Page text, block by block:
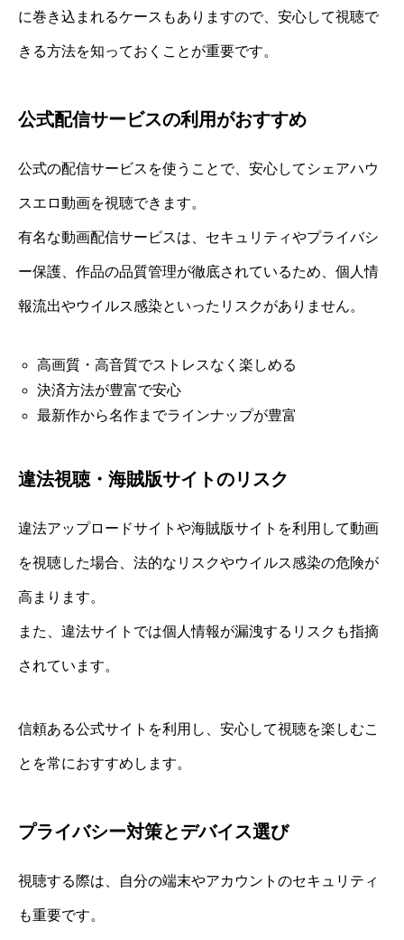
に巻き込まれるケースもありますので、安心して視聴で
きる方法を知っておくことが重要です。
公式配信サービスの利用がおすすめ
公式の配信サービスを使うことで、安心してシェアハウ
スエロ動画を視聴できます。
有名な動画配信サービスは、セキュリティやプライバシ
ー保護、作品の品質管理が徹底されているため、個人情
報流出やウイルス感染といったリスクがありません。
高画質・高音質でストレスなく楽しめる
決済方法が豊富で安心
最新作から名作までラインナップが豊富
違法視聴・海賊版サイトのリスク
違法アップロードサイトや海賊版サイトを利用して動画
を視聴した場合、法的なリスクやウイルス感染の危険が
高まります。
また、違法サイトでは個人情報が漏洩するリスクも指摘
されています。
信頼ある公式サイトを利用し、安心して視聴を楽しむこ
とを常におすすめします。
プライバシー対策とデバイス選び
視聴する際は、自分の端末やアカウントのセキュリティ
も重要です。